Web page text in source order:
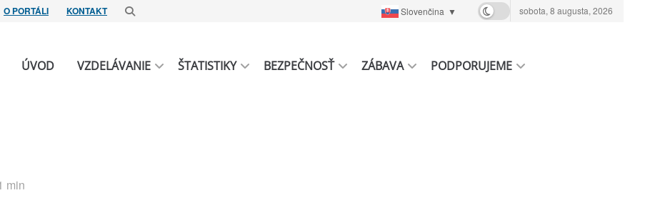
O PORTÁLI KONTAKT Slovenčina ▼ sobota, 8 augusta, 2026
ÚVOD VZDELÁVANIE ŠTATISTIKY BEZPEČNOSŤ ZÁBAVA PODPORUJEME
min